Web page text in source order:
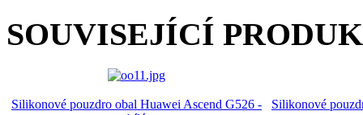
SOUVISEJÍCÍ
Silikonové pouzdro obal Huawei Ascend G526 -
Silikonové